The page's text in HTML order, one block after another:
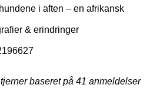
i aften – en afrikansk
& erindringer
baseret på 41 anmeldelser